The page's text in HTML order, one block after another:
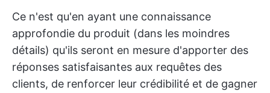
Ce n'est qu'en ayant une connaissance
approfondie du produit (dans les moindres
détails) qu'ils seront en mesure d'apporter des
réponses satisfaisantes aux requêtes des
clients, de renforcer leur crédibilité et de gagner